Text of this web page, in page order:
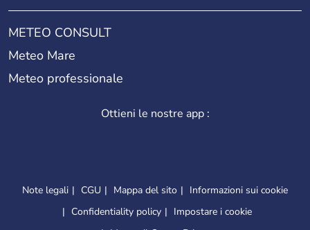
METEO CONSULT
Meteo Mare
Meteo professionale
Ottieni le nostre app :
Note legali CGU Mappa del sito
Informazioni sui cookie
Confidentiality policy
Impostare i cookie